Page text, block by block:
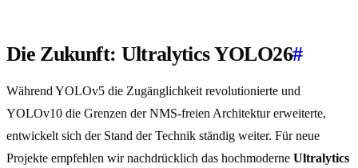
Die Zukunft: Ultralytics YOLO26#
Während YOLOv5 die Zugänglichkeit revolutionierte und
YOLOv10 die Grenzen der NMS-freien Architektur erweiterte,
entwickelt sich der Stand der Technik ständig weiter. Für neue
Projekte empfehlen wir nachdrücklich das hochmoderne Ultralytics